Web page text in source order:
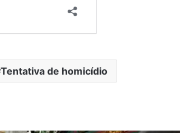
Tentativa de homicídio